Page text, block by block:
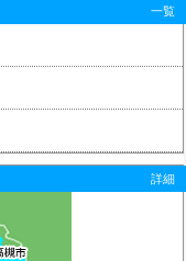
一覧
詳細